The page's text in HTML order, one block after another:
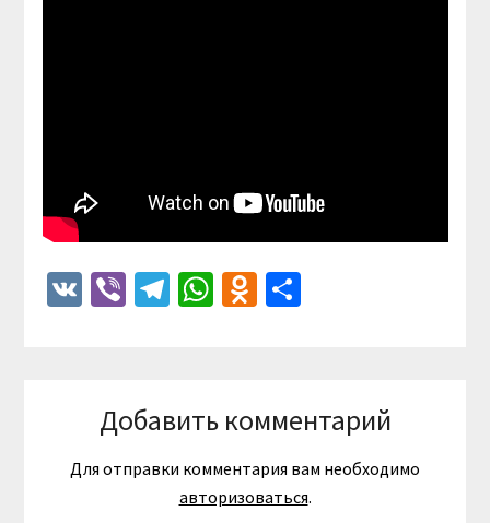
VKViberTelegram
WhatsApp
Odnoklassniki
Отправить
Добавить комментарий
Для отправки комментария вам необходимо
авторизоваться.